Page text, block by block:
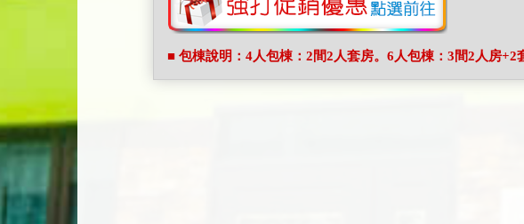
■ 包棟說明：4人包棟：2間2人套房。6人包棟：3間2人房